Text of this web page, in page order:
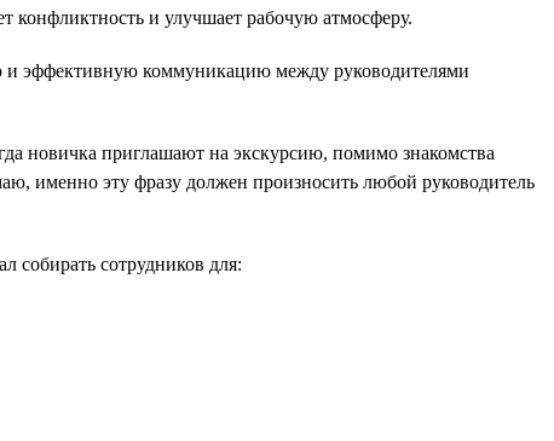
конфликтность и улучшает рабочую атмосферу.
и эффективную коммуникацию между руководителями
новичка приглашают на экскурсию, помимо знакомства
именно эту фразу должен произносить любой руководитель
собирать сотрудников для: